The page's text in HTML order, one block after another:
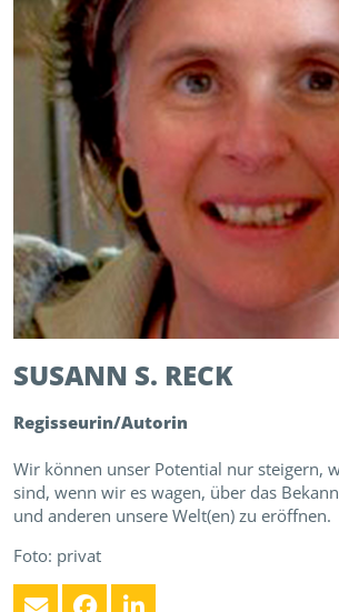
SUSANN S. RECK
Regisseurin/Autorin
Wir können unser Potential nur steigern,
sind, wenn wir es wagen, über das
und anderen unsere Welt(en) zu eröffnen.
Foto: privat